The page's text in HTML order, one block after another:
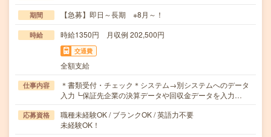
期間 【急募】即日～長期 ※8月～！
時給 時給1350円 月収例 202,500円
交通費
全額支給
仕事内容
＊書類受付・チェック＊システム→別システムへのデータ
入力┗保証先企業の決算データや回収金データを入力…
応募資格
職種未経験OK / ブランクOK / 英語力不要
未経験OK！